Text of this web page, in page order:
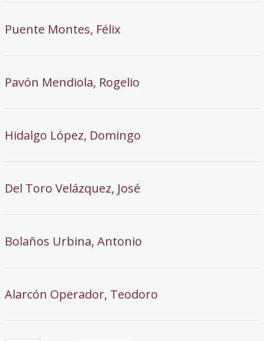
Puente Montes, Félix
Pavón Mendiola, Rogelio
Hidalgo López, Domingo
Del Toro Velázquez, José
Bolaños Urbina, Antonio
Alarcón Operador, Teodoro